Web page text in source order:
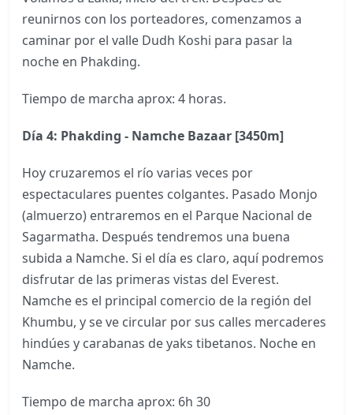
reunirnos con los porteadores, comenzamos a
caminar por el valle Dudh Koshi para pasar la
noche en Phakding.
Tiempo de marcha aprox: 4 horas.
Día 4: Phakding - Namche Bazaar [3450m]
Hoy cruzaremos el río varias veces por
espectaculares puentes colgantes. Pasado Monjo
(almuerzo) entraremos en el Parque Nacional de
Sagarmatha. Después tendremos una buena
subida a Namche. Si el día es claro, aquí podremos
disfrutar de las primeras vistas del Everest.
Namche es el principal comercio de la región del
Khumbu, y se ve circular por sus calles mercaderes
hindúes y carabanas de yaks tibetanos. Noche en
Namche.
Tiempo de marcha aprox: 6h 30